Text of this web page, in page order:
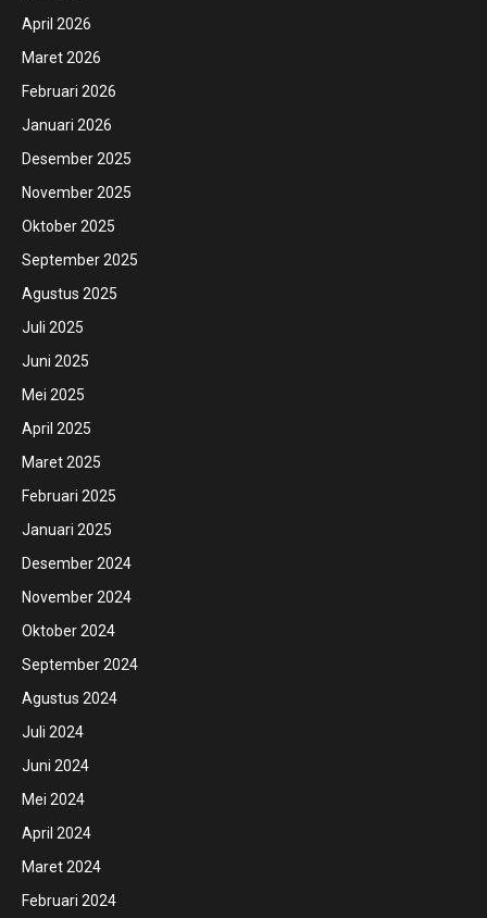
April 2026
Maret 2026
Februari 2026
Januari 2026
Desember 2025
November 2025
Oktober 2025
September 2025
Agustus 2025
Juli 2025
Juni 2025
Mei 2025
April 2025
Maret 2025
Februari 2025
Januari 2025
Desember 2024
November 2024
Oktober 2024
September 2024
Agustus 2024
Juli 2024
Juni 2024
Mei 2024
April 2024
Maret 2024
Februari 2024